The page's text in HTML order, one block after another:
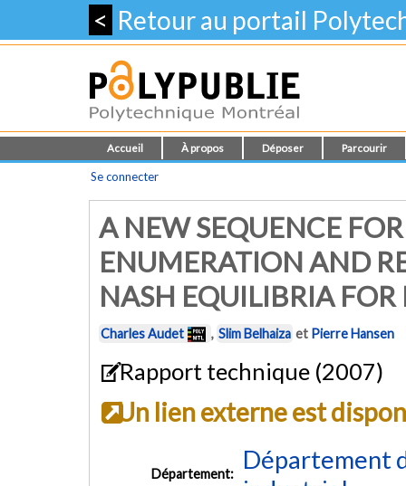
< Retour au portail
Accueil À propos Déposer Parcourir
Se connecter
A NEW SEQUENCE
ENUMERATION AND
NASH EQUILIBRIA
Charles Audet , Slim Belhaiza et Pierre Hansen
Rapport technique (2007)
Un lien externe est
Département:
Département